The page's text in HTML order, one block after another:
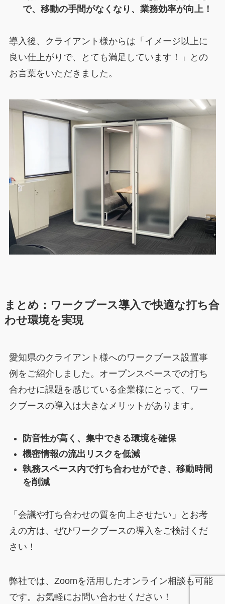
で、移動の手間がなくなり、業務効率が向上！
導入後、クライアント様からは「イメージ以上に
良い仕上がりで、とても満足しています！」との
お言葉をいただきました。
まとめ：ワークブース導入で快適な打ち合
わせ環境を実現
愛知県のクライアント様へのワークブース設置事
例をご紹介しました。オープンスペースでの打ち
合わせに課題を感じている企業様にとって、ワー
クブースの導入は大きなメリットがあります。
防音性が高く、集中できる環境を確保
機密情報の流出リスクを低減
執務スペース内で打ち合わせができ、移動時間
を削減
「会議や打ち合わせの質を向上させたい」とお考
えの方は、ぜひワークブースの導入をご検討くだ
さい！
弊社では、Zoomを活用したオンライン相談も可能
です。お気軽にお問い合わせください！